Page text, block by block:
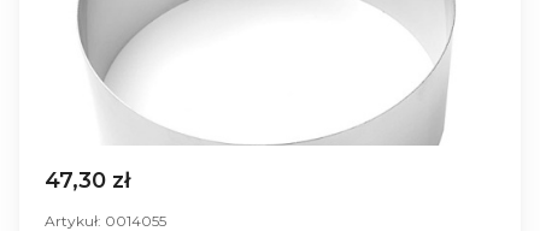
47,30 zł
Artykuł: 0014055